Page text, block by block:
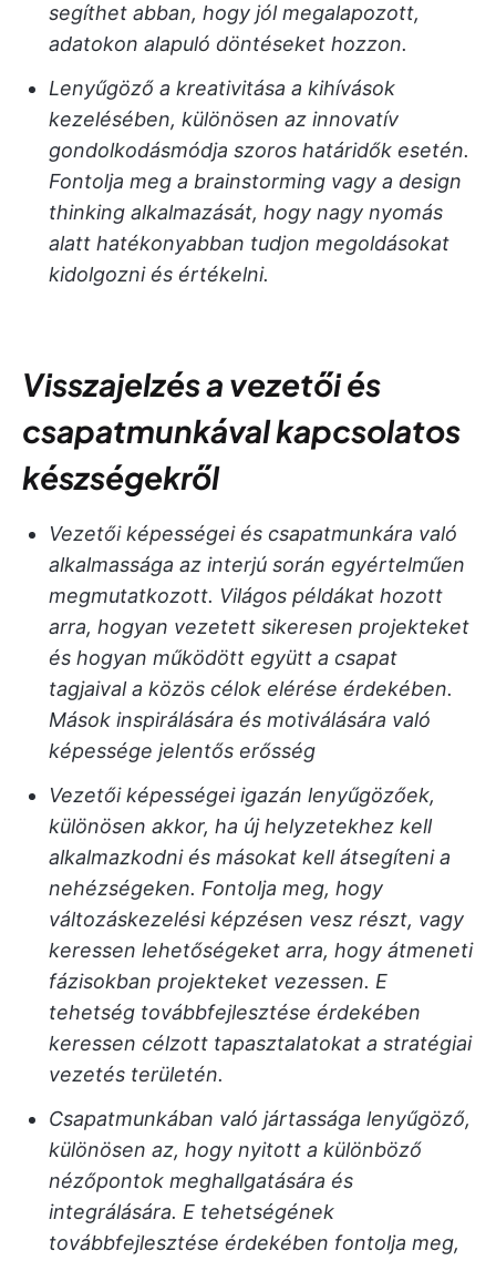
segíthet abban, hogy jól megalapozott,
adatokon alapuló döntéseket hozzon.
Lenyűgöző a kreativitása a kihívások
kezelésében, különösen az innovatív
gondolkodásmódja szoros határidők esetén.
Fontolja meg a brainstorming vagy a design
thinking alkalmazását, hogy nagy nyomás
alatt hatékonyabban tudjon megoldásokat
kidolgozni és értékelni.
Visszajelzés a vezetői és
csapatmunkával kapcsolatos
készségekről
Vezetői képességei és csapatmunkára való
alkalmassága az interjú során egyértelműen
megmutatkozott. Világos példákat hozott
arra, hogyan vezetett sikeresen projekteket
és hogyan működött együtt a csapat
tagjaival a közös célok elérése érdekében.
Mások inspirálására és motiválására való
képessége jelentős erősség
Vezetői képességei igazán lenyűgözőek,
különösen akkor, ha új helyzetekhez kell
alkalmazkodni és másokat kell átsegíteni a
nehézségeken. Fontolja meg, hogy
változáskezelési képzésen vesz részt, vagy
keressen lehetőségeket arra, hogy átmeneti
fázisokban projekteket vezessen. E
tehetség továbbfejlesztése érdekében
keressen célzott tapasztalatokat a stratégiai
vezetés területén.
Csapatmunkában való jártassága lenyűgöző,
különösen az, hogy nyitott a különböző
nézőpontok meghallgatására és
integrálására. E tehetségének
továbbfejlesztése érdekében fontolja meg,